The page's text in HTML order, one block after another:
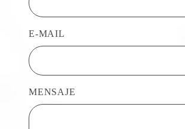
E-MAIL
MENSAJE